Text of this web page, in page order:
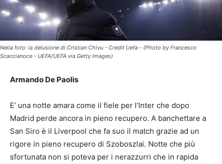
Nella foto: la delusione di Cristian Chivu - Credit Uefa - (Photo by Francesco
Scaccianoce - UEFA/UEFA via Getty Images)
Armando De Paolis
E’ una notte amara come il fiele per l’Inter che dopo
Madrid perde ancora in pieno recupero. A banchettare a
San Siro è il Liverpool che fa suo il match grazie ad un
rigore in pieno recupero di Szoboszlai. Notte che più
sfortunata non si poteva per i nerazzurri che in rapida